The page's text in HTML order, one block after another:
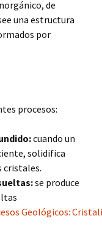
de
una estructura
por
procesos:
cuando un
solidifica
cristales.
se produce
Geológicos: